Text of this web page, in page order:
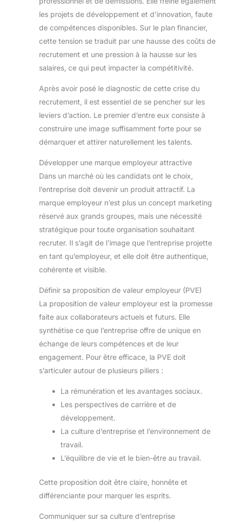
les projets de développement et d’innovation, faute
de compétences disponibles. Sur le plan financier,
cette tension se traduit par une hausse des coûts de
recrutement et une pression à la hausse sur les
salaires, ce qui peut impacter la compétitivité.
Après avoir posé le diagnostic de cette crise du
recrutement, il est essentiel de se pencher sur les
leviers d’action. Le premier d’entre eux consiste à
construire une image suffisamment forte pour se
démarquer et attirer naturellement les talents.
Développer une marque employeur attractive
Dans un marché où les candidats ont le choix,
l’entreprise doit devenir un produit attractif. La
marque employeur n’est plus un concept marketing
réservé aux grands groupes, mais une nécessité
stratégique pour toute organisation souhaitant
recruter. Il s’agit de l’image que l’entreprise projette
en tant qu’employeur, et elle doit être authentique,
cohérente et visible.
Définir sa proposition de valeur employeur (PVE)
La proposition de valeur employeur est la promesse
faite aux collaborateurs actuels et futurs. Elle
synthétise ce que l’entreprise offre de unique en
échange de leurs compétences et de leur
engagement. Pour être efficace, la PVE doit
s’articuler autour de plusieurs piliers :
La rémunération et les avantages sociaux.
Les perspectives de carrière et de
développement.
La culture d’entreprise et l’environnement de
travail.
L’équilibre de vie et le bien-être au travail.
Cette proposition doit être claire, honnête et
différenciante pour marquer les esprits.
Communiquer sur sa culture d’entreprise